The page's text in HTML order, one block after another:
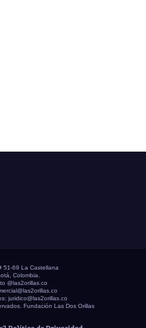
51-69 La Castellana
Colombia.
@las2orillas.co
juridico@las2orillas.co
Fundación Las Dos Orillas